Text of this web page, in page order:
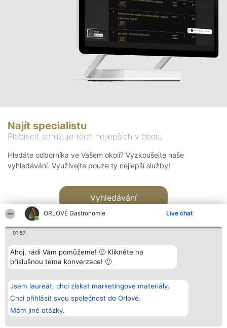
ORLOVÉ Gastronomie Live chat
01:57
Ahoj, rádi Vám pomůžeme! 🙂 Klikněte na
příslušnou téma konverzace! 🙂
Jsem laureát, chci získat marketingové materiály.
Chci přihlásit svou společnost do Orlové.
Mám jiné otázky.
Najít specialistu
Plebiscit sdružuje těch nejlepších v oboru
Hledáte odborníka ve Vašem okolí? Vyzkoušejte naše
vyhledávání. Využívejte pouze ty nejlepší služby!
Vyhledávání
Bright Side Solutions sp. z o.
o. sp. k.
ul. Ruska 22
Wrocław 50-079
KRS 0000749100 | Regon
381313360 | NIP 8943132676
Vítězové
Seznam všech
laureátů
Zásady
Zásady
Kontakt